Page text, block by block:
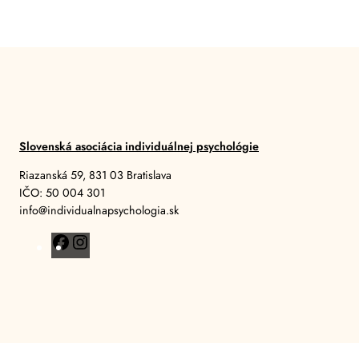
Slovenská asociácia individuálnej psychológie
Riazanská 59, 831 03 Bratislava
IČO: 50 004 301
info@individualnapsychologia.sk
F
a
n